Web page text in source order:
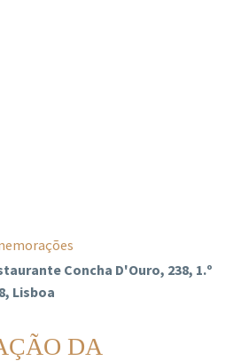
Concha D'Ouro, 238, 1.º
Lisboa
DA